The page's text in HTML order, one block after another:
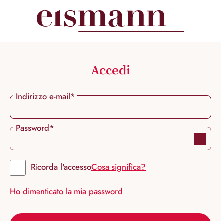
principale
Accedi
Indirizzo e-mail*
Password*
Ricorda l'accessoCosa significa?
Ho dimenticato la mia password